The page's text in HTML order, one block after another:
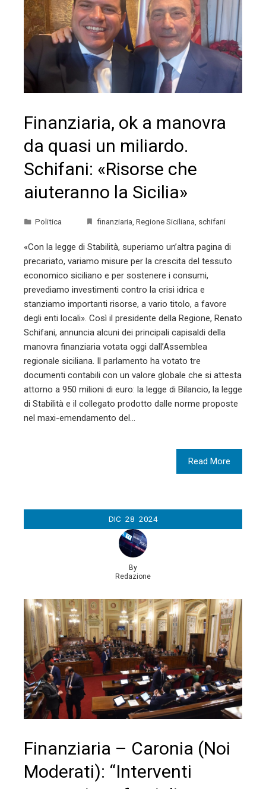
Finanziaria, ok a manovra
da quasi un miliardo.
Schifani: «Risorse che
aiuteranno la Sicilia»
Politica finanziaria Regione Siciliana schifani
«Con la legge di Stabilità, superiamo un’altra pagina di
precariato, variamo misure per la crescita del tessuto
economico siciliano e per sostenere i consumi,
prevediamo investimenti contro la crisi idrica e
stanziamo importanti risorse, a vario titolo, a favore
degli enti locali». Così il presidente della Regione, Renato
Schifani, annuncia alcuni dei principali capisaldi della
manovra finanziaria votata oggi dall’Assemblea
regionale siciliana. Il parlamento ha votato tre
documenti contabili con un valore globale che si attesta
attorno a 950 milioni di euro: la legge di Bilancio, la legge
di Stabilità e il collegato prodotto dalle norme proposte
nel maxi-emendamento del…
Read More
DIC 28 2024
By
Redazione
Finanziaria – Caronia (Noi
Moderati): “Interventi